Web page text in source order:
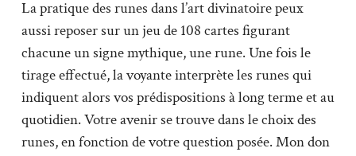
La pratique des runes dans l’art divinatoire peux
aussi reposer sur un jeu de 108 cartes figurant
chacune un signe mythique, une rune. Une fois le
tirage effectué, la voyante interprète les runes qui
indiquent alors vos prédispositions à long terme et au
quotidien. Votre avenir se trouve dans le choix des
runes, en fonction de votre question posée. Mon don